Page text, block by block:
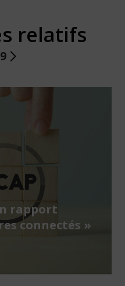
relatifs
9
rapport
connectés »